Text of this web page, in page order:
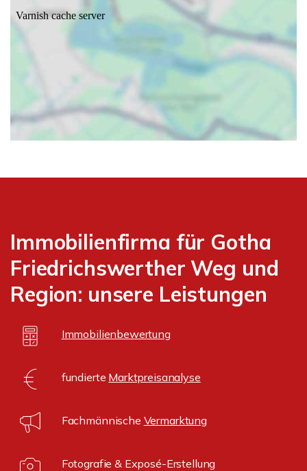
Immobilienfirma für Gotha
Friedrichswerther Weg und
Region: unsere Leistungen
Immobilienbewertung
fundierte Marktpreisanalyse
Fachmännische Vermarktung
Fotografie & Exposé-Erstellung